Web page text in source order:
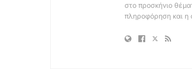
στο προσκήνιο
πληροφόρηση και η